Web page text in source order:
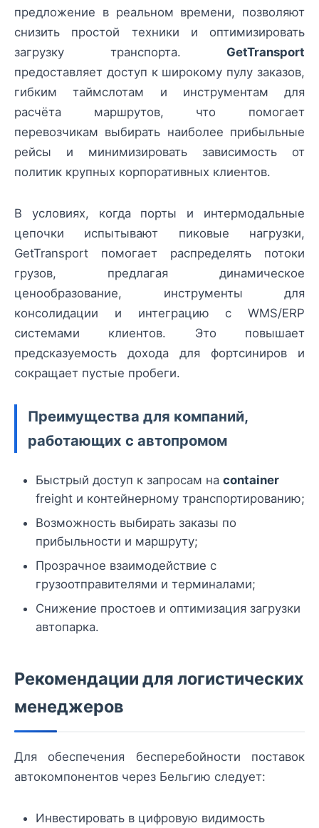
предложение в реальном времени, позволяют
снизить простой техники и оптимизировать
загрузку транспорта. GetTransport
предоставляет доступ к широкому пулу заказов,
гибким таймслотам и инструментам для
расчёта маршрутов, что помогает
перевозчикам выбирать наиболее прибыльные
рейсы и минимизировать зависимость от
политик крупных корпоративных клиентов.
В условиях, когда порты и интермодальные
цепочки испытывают пиковые нагрузки,
GetTransport помогает распределять потоки
грузов, предлагая динамическое
ценообразование, инструменты для
консолидации и интеграцию с WMS/ERP
системами клиентов. Это повышает
предсказуемость дохода для фортсиниров и
сокращает пустые пробеги.
Преимущества для компаний,
работающих с автопромом
Быстрый доступ к запросам на container
freight и контейнерному транспортированию;
Возможность выбирать заказы по
прибыльности и маршруту;
Прозрачное взаимодействие с
грузоотправителями и терминалами;
Снижение простоев и оптимизация загрузки
автопарка.
Рекомендации для логистических
менеджеров
Для обеспечения бесперебойности поставок
автокомпонентов через Бельгию следует:
Инвестировать в цифровую видимость